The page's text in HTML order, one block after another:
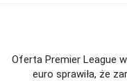
Oferta Premier League
euro sprawiła, że